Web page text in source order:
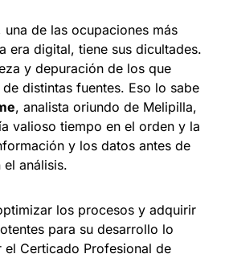
una de las ocupaciones más
era digital, tiene sus dicultades.
y depuración de los que
distintas fuentes. Eso lo sabe
, analista oriundo de Melipilla,
valioso tiempo en el orden y la
y los datos antes de
análisis.
los procesos y adquirir
para su desarrollo lo
el Certicado Profesional de